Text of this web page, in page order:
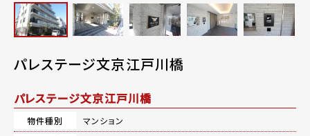
パレステージ文京江戸川橋
パレステージ文京江戸川橋
物件種別
マンション